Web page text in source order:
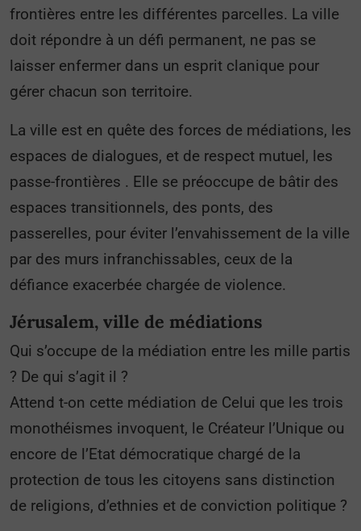
frontières entre les différentes parcelles. La ville
doit répondre à un défi permanent, ne pas se
laisser enfermer dans un esprit clanique pour
gérer chacun son territoire.
La ville est en quête des forces de médiations, les
espaces de dialogues, et de respect mutuel, les
passe-frontières . Elle se préoccupe de bâtir des
espaces transitionnels, des ponts, des
passerelles, pour éviter l’envahissement de la ville
par des murs infranchissables, ceux de la
défiance exacerbée chargée de violence.
Jérusalem, ville de médiations
Qui s’occupe de la médiation entre les mille partis
? De qui s’agit il ?
Attend t-on cette médiation de Celui que les trois
monothéismes invoquent, le Créateur l’Unique ou
encore de l’Etat démocratique chargé de la
protection de tous les citoyens sans distinction
de religions, d’ethnies et de conviction politique ?